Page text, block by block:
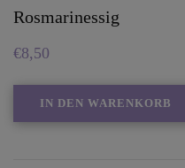
Rosmarinessig
€8,50
IN DEN WARENKORB